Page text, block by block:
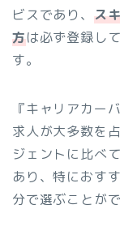
ビスであり、 ス
方は必ず登録し
す。
『キャリアカー
求人が大多数を
ジェントに比べ
あり、特におす
分で選ぶことがで